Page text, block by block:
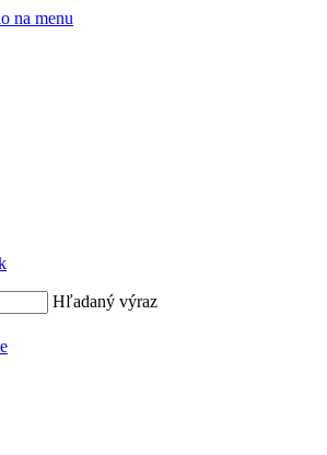
na menu
Hľadaný výraz